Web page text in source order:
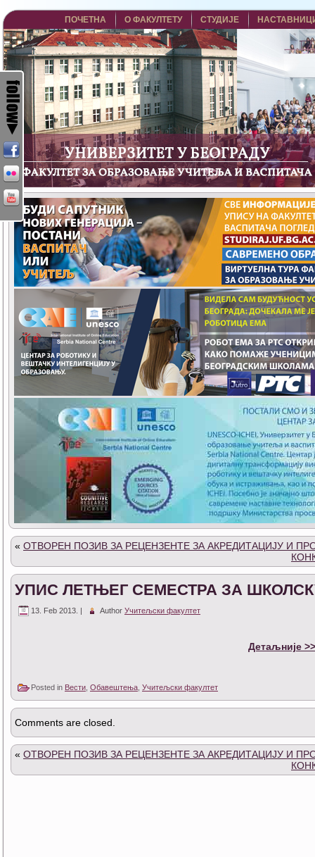
ПОЧЕТНА О ФАКУЛТЕТУ СТУДИЈЕ
« ОТВОРЕН ПОЗИВ ЗА РЕЦЕНЗЕНТЕ ЗА АКРЕДИТАЦИЈУ И
УПИС ЛЕТЊЕГ СЕМЕСТРА ЗА
13. Feb 2013. | Author Учитељски факултет
Детаљније
Posted in Вести Обавештења Учитељски факултет
Comments are closed.
« ОТВОРЕН ПОЗИВ ЗА РЕЦЕНЗЕНТЕ ЗА АКРЕДИТАЦИЈУ И